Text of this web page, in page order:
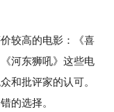
较高的电影：《喜
河东狮吼》这些电
和批评家的认可。
的选择。